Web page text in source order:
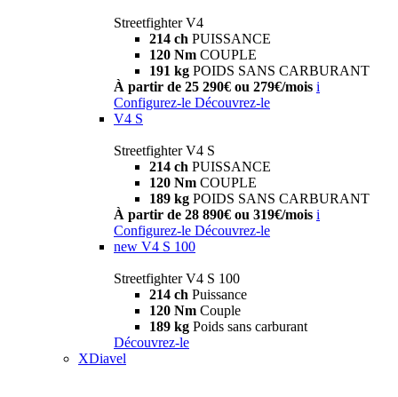
Streetfighter V4
214 ch PUISSANCE
120 Nm COUPLE
191 kg POIDS SANS CARBURANT
À partir de 25 290€ ou 279€/mois i
Configurez-le Découvrez-le
V4 S
Streetfighter V4 S
214 ch PUISSANCE
120 Nm COUPLE
189 kg POIDS SANS CARBURANT
À partir de 28 890€ ou 319€/mois i
Configurez-le Découvrez-le
new V4 S 100
Streetfighter V4 S 100
214 ch Puissance
120 Nm Couple
189 kg Poids sans carburant
Découvrez-le
XDiavel